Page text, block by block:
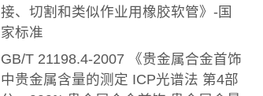
接、切割和类似作业用橡胶软管》-国
家标准
GB/T 21198.4-2007 《贵金属合金首饰
中贵金属含量的测定 ICP光谱法 第4部